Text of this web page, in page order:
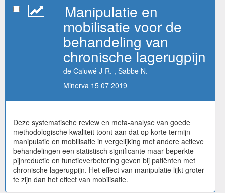
Manipulatie en
mobilisatie voor de
behandeling van
chronische lagerugpijn
de Caluwé J-R. , Sabbe N.
Minerva 15 07 2019
Deze systematische review en meta-analyse van goede
methodologische kwaliteit toont aan dat op korte termijn
manipulatie en mobilisatie in vergelijking met andere actieve
behandelingen een statistisch significante maar beperkte
pijnreductie en functieverbetering geven bij patiënten met
chronische lagerugpijn. Het effect van manipulatie lijkt groter
te zijn dan het effect van mobilisatie.